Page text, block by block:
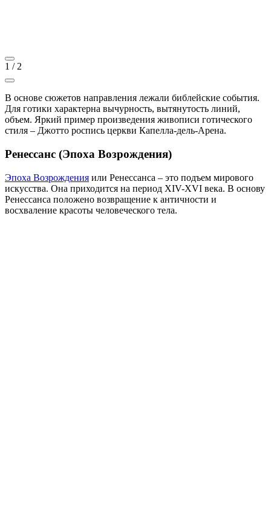
1 / 2
В основе сюжетов направления лежали библейские события.
Для готики характерна вычурность, вытянутость линий,
объем. Яркий пример произведения живописи готического
стиля – Джотто роспись церкви Капелла-дель-Арена.
Ренессанс (Эпоха Возрождения)
Эпоха Возрождения или Ренессанса – это подъем мирового
искусства. Она приходится на период XIV-XVI века. В основу
Ренессанса положено возвращение к античности и
восхваление красоты человеческого тела.